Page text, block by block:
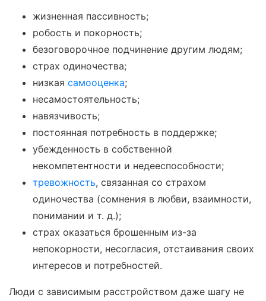
жизненная пассивность;
робость и покорность;
безоговорочное подчинение другим людям;
страх одиночества;
низкая самооценка;
несамостоятельность;
навязчивость;
постоянная потребность в поддержке;
убежденность в собственной
некомпетентности и недееспособности;
тревожность, связанная со страхом
одиночества (сомнения в любви, взаимности,
понимании и т. д.);
страх оказаться брошенным из-за
непокорности, несогласия, отстаивания своих
интересов и потребностей.
Люди с зависимым расстройством даже шагу не